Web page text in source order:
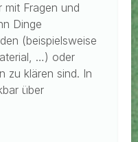
mit Fragen und
Dinge
(beispielsweise
…) oder
zu klären sind. In
über